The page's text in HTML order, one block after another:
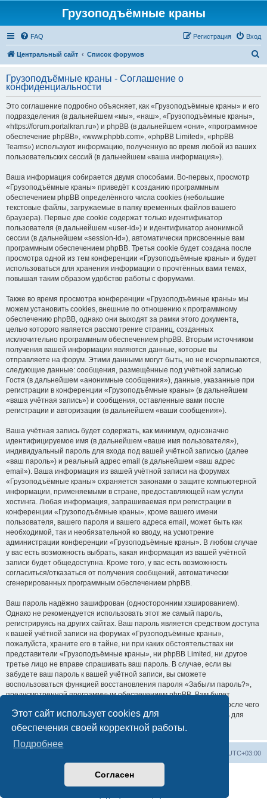
Этот сайт использует cookies для
обеспечения своей корректной работы.
Подробнее
Согласен
Грузоподъёмные краны
FAQ Вход
Регистрация
Центральный сайт Список форумов
с
Грузоподъёмные краны - Соглашение о
конфиденциальности
Это соглашение подробно объясняет, как «Грузоподъёмные краны» и его
подразделения (в дальнейшем «мы», «наш», «Грузоподъёмные краны»,
«https://forum.portalkran.ru») и phpBB (в дальнейшем «они», «программное
обеспечение phpBB», «www.phpbb.com», «phpBB Limited», «phpBB
Teams») используют информацию, полученную во время любой из ваших
пользовательских сессий (в дальнейшем «ваша информация»).
Ваша информация собирается двумя способами. Во-первых, просмотр
«Грузоподъёмные краны» приведёт к созданию программным
обеспечением phpBB определённого числа cookies (небольшие
текстовые файлы, загружаемые в папку временных файлов вашего
браузера). Первые две cookie содержат только идентификатор
пользователя (в дальнейшем «user-id») и идентификатор анонимной
сессии (в дальнейшем «session-id»), автоматически присвоенные вам
программным обеспечением phpBB. Третья cookie будет создана после
просмотра одной из тем конференции «Грузоподъёмные краны» и будет
использоваться для хранения информации о прочтённых вами темах,
повышая таким образом удобство работы с форумами.
Также во время просмотра конференции «Грузоподъёмные краны» мы
можем установить cookies, внешние по отношению к программному
обеспечению phpBB, однако они выходят за рамки этого документа,
целью которого является рассмотрение страниц, созданных
исключительно программным обеспечением phpBB. Вторым источником
получения вашей информации являются данные, которые вы
отправляете на форум. Этими данными могут быть, но не исчерпываются,
следующие данные: сообщения, размещённые под учётной записью
Гостя (в дальнейшем «анонимные сообщения»), данные, указанные при
регистрации в конференции «Грузоподъёмные краны» (в дальнейшем
«ваша учётная запись») и сообщения, оставленные вами после
регистрации и авторизации (в дальнейшем «ваши сообщения»).
Ваша учётная запись будет содержать, как минимум, однозначно
идентифицируемое имя (в дальнейшем «ваше имя пользователя»),
индивидуальный пароль для входа под вашей учётной записью (далее
«ваш пароль») и реальный адрес email (в дальнейшем «ваш адрес
email»). Ваша информация из вашей учётной записи на форумах
«Грузоподъёмные краны» охраняется законами о защите компьютерной
информации, применяемыми в стране, предоставляющей нам услуги
хостинга. Любая информация, запрашиваемая при регистрации в
конференции «Грузоподъёмные краны», кроме вашего имени
пользователя, вашего пароля и вашего адреса email, может быть как
необходимой, так и необязательной ко вводу, на усмотрение
администрации конференции «Грузоподъёмные краны». В любом случае
у вас есть возможность выбрать, какая информация из вашей учётной
записи будет общедоступна. Кроме того, у вас есть возможность
согласиться/отказаться от получения сообщений, автоматически
сгенерированных программным обеспечением phpBB.
Ваш пароль надёжно зашифрован (односторонним хэшированием).
Однако не рекомендуется использовать этот же самый пароль,
регистрируясь на других сайтах. Ваш пароль является средством доступа
к вашей учётной записи на форумах «Грузоподъёмные краны»,
пожалуйста, храните его в тайне, ни при каких обстоятельствах ни
представители «Грузоподъёмные краны», ни phpBB Limited, ни другое
третье лицо не вправе спрашивать ваш пароль. В случае, если вы
забудете ваш пароль к вашей учётной записи, вы сможете
воспользоваться функцией восстановления пароля «Забыли пароль?»,
предусмотренной программным обеспечением phpBB. Вам будет
необходимо ввести ваше имя пользователя и ваш адрес email, после чего
программное обеспечение phpBB сгенерирует вам новый пароль для
вашей учётной записи.
UTC+03:00
Создано на основеphpBB® Forum Software © phpBB Limited
Русская поддержка phpBB